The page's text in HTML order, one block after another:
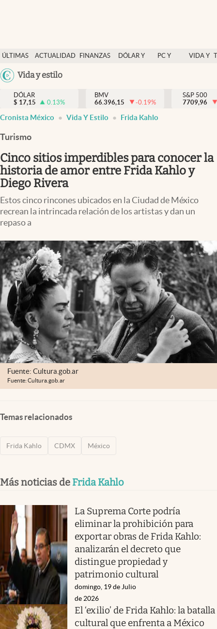
ÚLTIMAS
NOTICIAS
ACTUALIDAD
FINANZAS
DÓLAR Y
PC Y
VIDA Y
México
Vida y estilo
Actualidad
Finanzas y economía
Dólar y mercados
Pc y celular
Vida y estilo
Tv
Clima
Espiritualidad
Mediakit
abre en nueva pestaña
México
DÓLAR
$ 17,15 0.13%
BMV
66.396,15
-0.19%
S&P 500
7709,96
Cronista México Vida Y Estilo Frida Kahlo
Turismo
Cinco sitios imperdibles para conocer la
historia de amor entre Frida Kahlo y
Diego Rivera
Estos cinco rincones ubicados en la Ciudad de México
recrean la intrincada relación de los artistas y dan un
repaso a
Fuente: Cultura.gob.ar
Fuente: Cultura.gob.ar
Temas relacionados
Frida Kahlo CDMX México
Más noticias de Frida Kahlo
La Suprema Corte podría
eliminar la prohibición para
exportar obras de Frida Kahlo:
analizarán el decreto que
distingue propiedad y
patrimonio cultural
domingo, 19 de Julio
de 2026
El ‘exilio’ de Frida Kahlo: la batalla
cultural que enfrenta a México